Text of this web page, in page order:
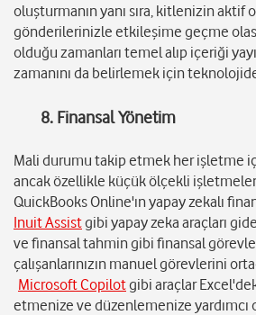
oluşturmanın yanı sıra, kitlenizin aktif
gönderilerinizle etkileşime geçme
olduğu zamanları temel alıp içeriği
zamanını da belirlemek için
8. Finansal Yönetim
Mali durumu takip etmek her işletme
ancak özellikle küçük ölçekli
QuickBooks Online'ın yapay zekalı
Inuit Assistgibi yapay zeka araçları
ve finansal tahmin gibi finansal
çalışanlarınızın manuel görevlerini
Microsoft Copilotgibi araçlar
etmenize ve düzenlemenize yardımcı